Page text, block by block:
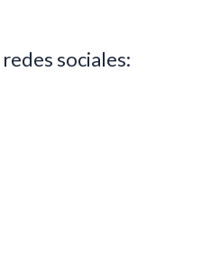
sociales: